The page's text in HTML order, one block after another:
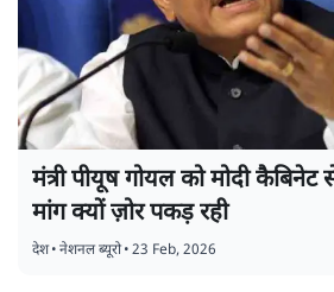
मंत्री पीयूष गोयल को मोदी कैबिनेट
मांग क्यों ज़ोर पकड़ रही
देश•नेशनल ब्यूरो•23 Feb, 2026